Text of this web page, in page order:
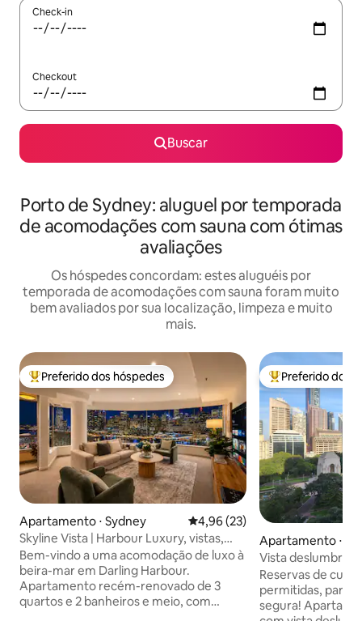
Check-in
Checkout
Buscar
Porto de Sydney: aluguel por temporada
de acomodações com sauna com ótimas
avaliações
Os hóspedes concordam: estes aluguéis por
temporada de acomodações com sauna foram muito
bem avaliados por sua localização, limpeza e muito
mais.
Entre os melhores preferidos dos hóspedes
Preferido dos hóspedes
Apartamento ⋅ Sydney 4,96 de uma avaliação média
4,96 (23)
Skyline Vista | Harbour Luxury, vistas,
estacionamento
Bem-vindo a uma acomodação de luxo à
beira-mar em Darling Harbour.
Apartamento recém-renovado de 3
quartos e 2 banheiros e meio, com
Entre os
Preferido dos
Apartamento ⋅
Vista
da cidade
Reservas de
permitidas, para
segura! Apartamento grande de 1 cama